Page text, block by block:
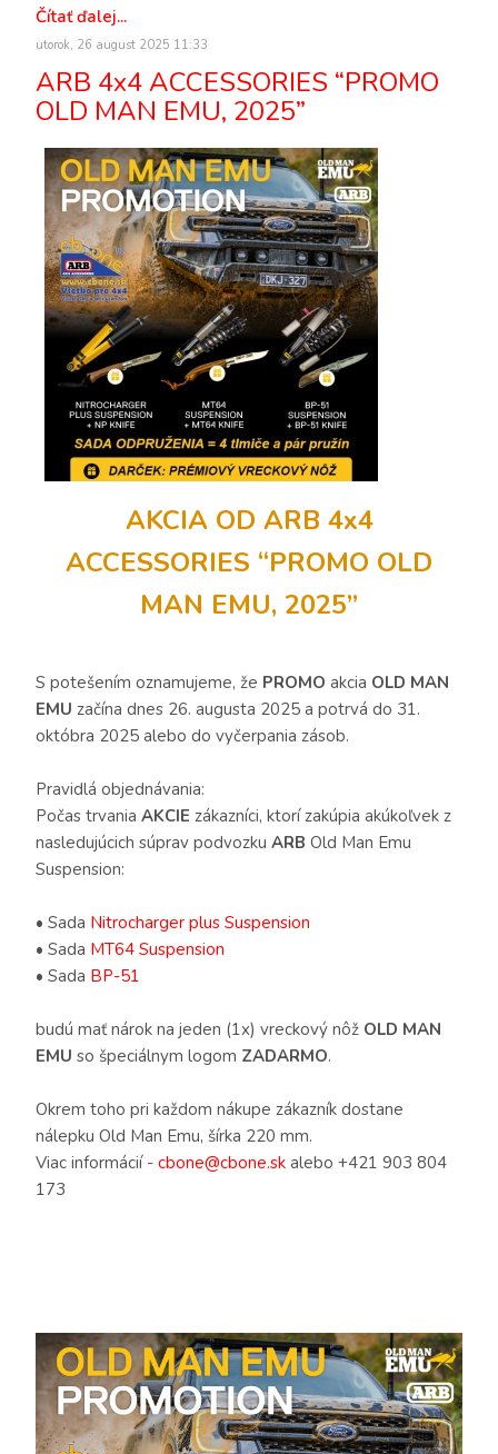
Čítať ďalej...
utorok, 26 august 2025 11:33
ARB 4x4 ACCESSORIES “PROMO
OLD MAN EMU, 2025”
AKCIA OD ARB 4x4
ACCESSORIES “PROMO OLD
MAN EMU, 2025”
S potešením oznamujeme, že PROMO akcia OLD MAN
EMU začína dnes 26. augusta 2025 a potrvá do 31.
októbra 2025 alebo do vyčerpania zásob.
Pravidlá objednávania:
Počas trvania AKCIE zákazníci, ktorí zakúpia akúkoľvek z
nasledujúcich súprav podvozku ARB Old Man Emu
Suspension:
• Sada Nitrocharger plus Suspension
• Sada MT64 Suspension
• Sada BP-51
budú mať nárok na jeden (1x) vreckový nôž OLD MAN
EMU so špeciálnym logom ZADARMO.
Okrem toho pri každom nákupe zákazník dostane
nálepku Old Man Emu, šírka 220 mm.
Viac informácií -
alebo +421 903 804
173